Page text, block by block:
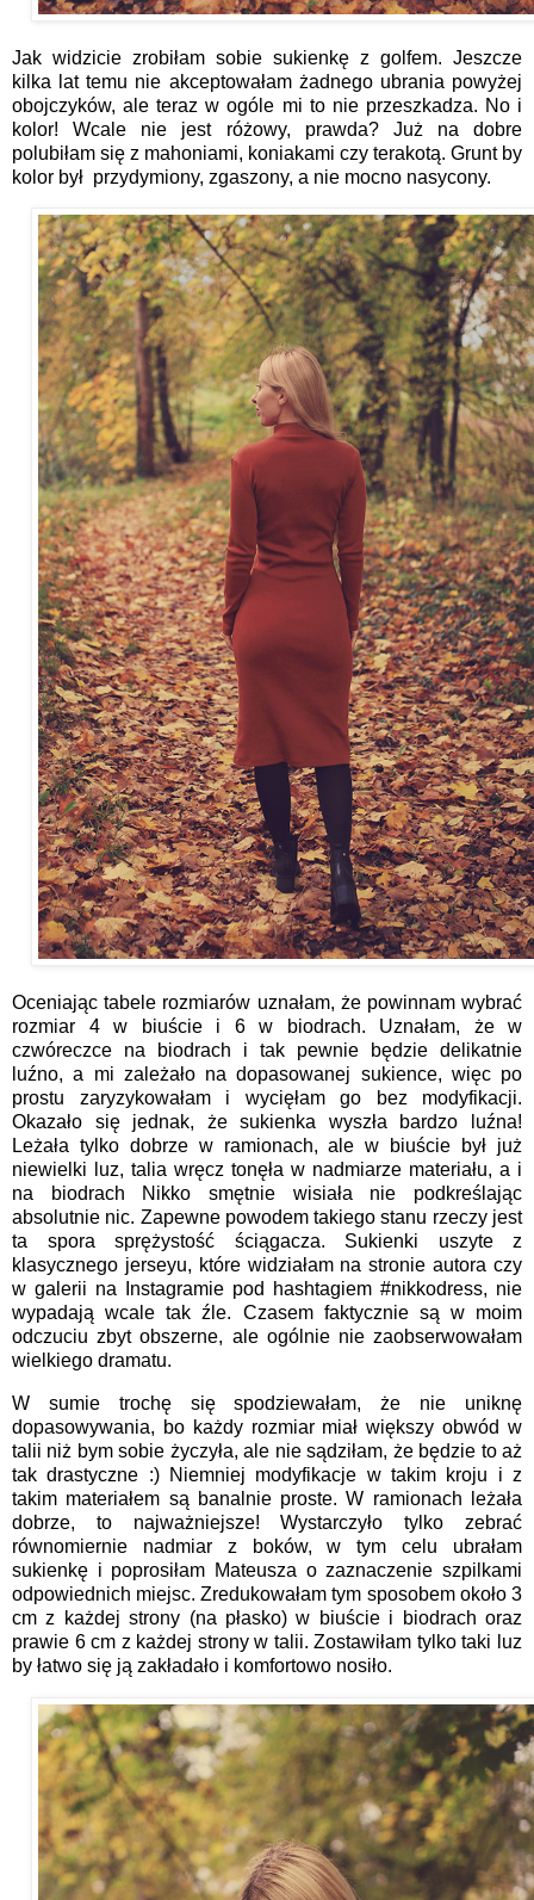
Jak widzicie zrobiłam sobie sukienkę z golfem. Jeszcze
kilka lat temu nie akceptowałam żadnego ubrania powyżej
obojczyków, ale teraz w ogóle mi to nie przeszkadza. No i
kolor! Wcale nie jest różowy, prawda? Już na dobre
polubiłam się z mahoniami, koniakami czy terakotą. Grunt by
kolor był przydymiony, zgaszony, a nie mocno nasycony.
Oceniając tabele rozmiarów uznałam, że powinnam wybrać
rozmiar 4 w biuście i 6 w biodrach. Uznałam, że w
czwóreczce na biodrach i tak pewnie będzie delikatnie
luźno, a mi zależało na dopasowanej sukience, więc po
prostu zaryzykowałam i wycięłam go bez modyfikacji.
Okazało się jednak, że sukienka wyszła bardzo luźna!
Leżała tylko dobrze w ramionach, ale w biuście był już
niewielki luz, talia wręcz tonęła w nadmiarze materiału, a i
na biodrach Nikko smętnie wisiała nie podkreślając
absolutnie nic. Zapewne powodem takiego stanu rzeczy jest
ta spora sprężystość ściągacza. Sukienki uszyte z
klasycznego jerseyu, które widziałam na stronie autora czy
w galerii na Instagramie pod hashtagiem #nikkodress, nie
wypadają wcale tak źle. Czasem faktycznie są w moim
odczuciu zbyt obszerne, ale ogólnie nie zaobserwowałam
wielkiego dramatu.
W sumie trochę się spodziewałam, że nie uniknę
dopasowywania, bo każdy rozmiar miał większy obwód w
talii niż bym sobie życzyła, ale nie sądziłam, że będzie to aż
tak drastyczne :) Niemniej modyfikacje w takim kroju i z
takim materiałem są banalnie proste. W ramionach leżała
dobrze, to najważniejsze! Wystarczyło tylko zebrać
równomiernie nadmiar z boków, w tym celu ubrałam
sukienkę i poprosiłam Mateusza o zaznaczenie szpilkami
odpowiednich miejsc. Zredukowałam tym sposobem około 3
cm z każdej strony (na płasko) w biuście i biodrach oraz
prawie 6 cm z każdej strony w talii. Zostawiłam tylko taki luz
by łatwo się ją zakładało i komfortowo nosiło.